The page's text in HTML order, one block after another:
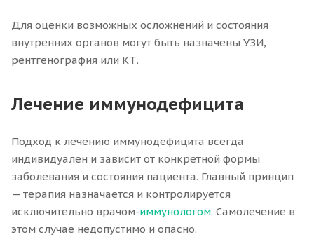
Для оценки возможных осложнений и состояния
внутренних органов могут быть назначены УЗИ,
рентгенография или КТ.
Лечение иммунодефицита
Подход к лечению иммунодефицита всегда
индивидуален и зависит от конкретной формы
заболевания и состояния пациента. Главный принцип
— терапия назначается и контролируется
исключительно врачом-иммунологом. Самолечение в
этом случае недопустимо и опасно.